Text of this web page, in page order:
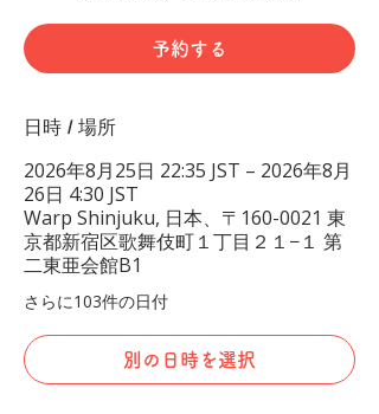
予約する
日時 / 場所
2026年8月25日 22:35 JST – 2026年8月
26日 4:30 JST
Warp Shinjuku, 日本、〒160-0021 東
京都新宿区歌舞伎町１丁目２１−１ 第
二東亜会館B1
さらに103件の日付
別の日時を選択